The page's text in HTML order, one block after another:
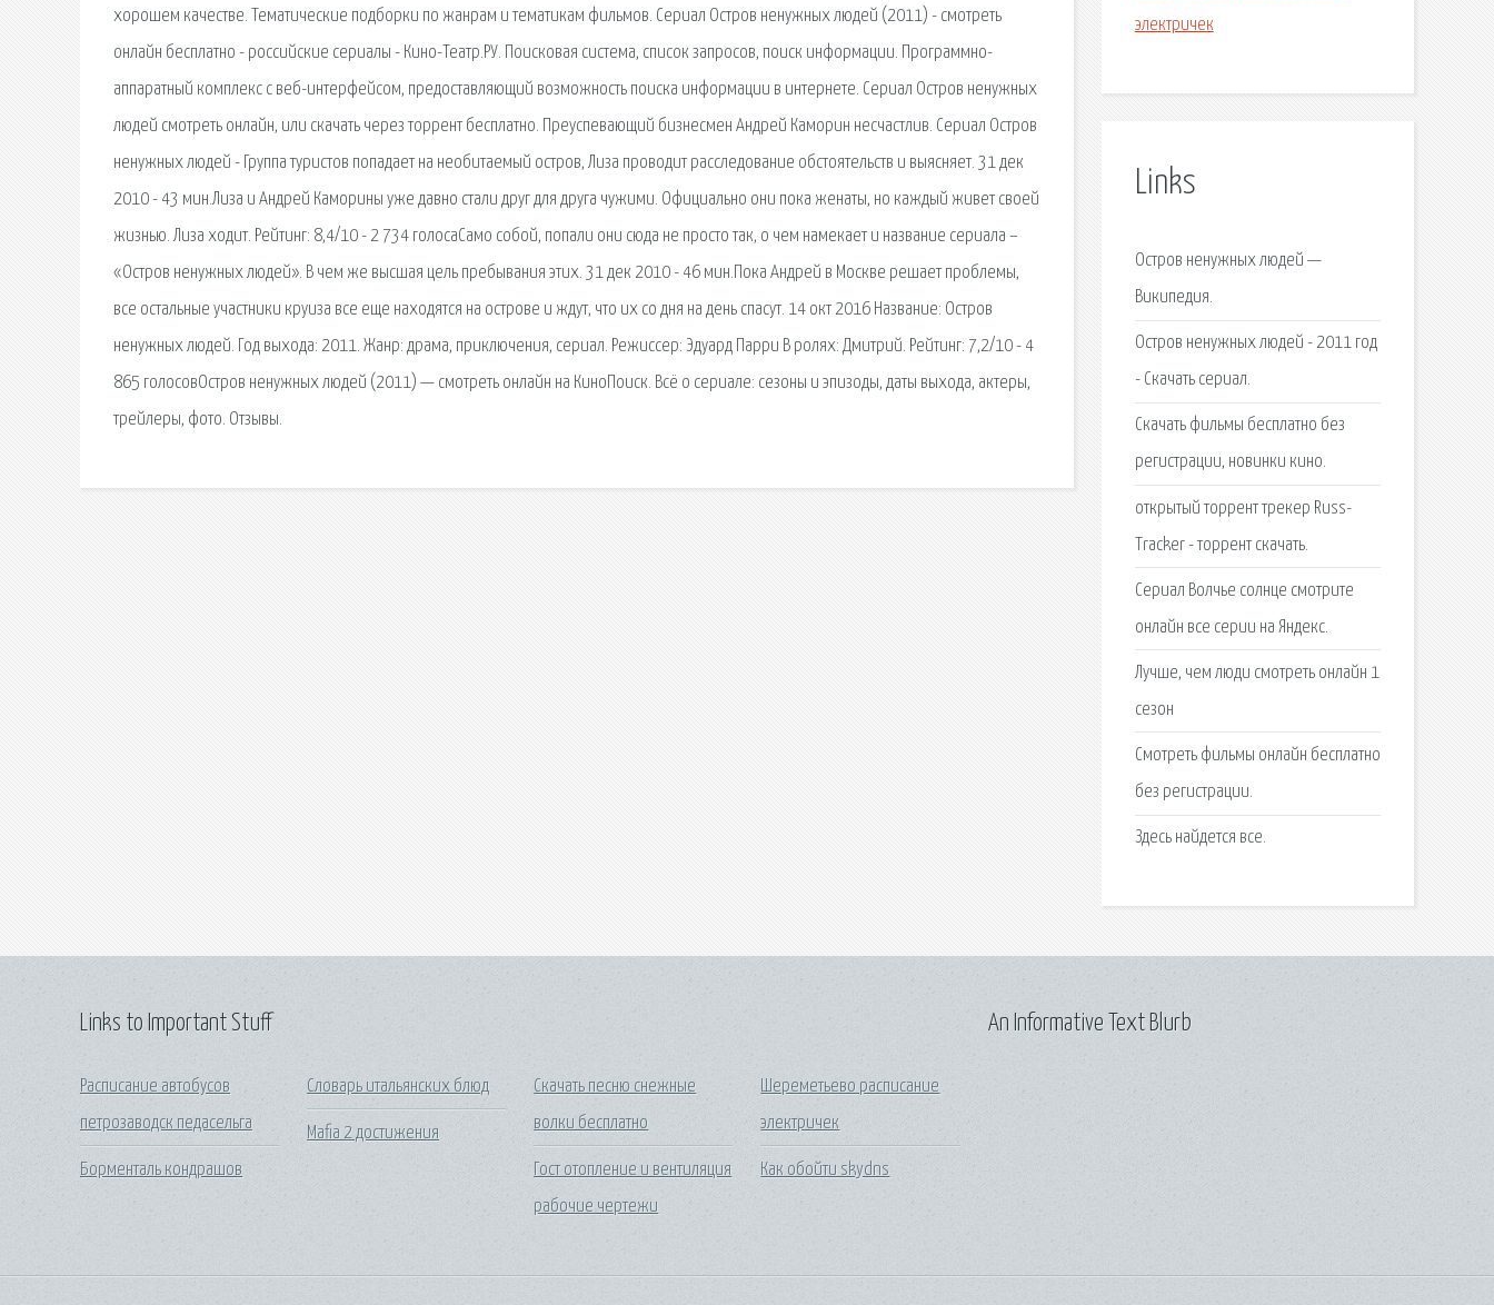
хорошем качестве. Тематические подборки по жанрам и тематикам фильмов. Сериал Остров ненужных людей (2011) - смотреть
онлайн бесплатно - российские сериалы - Кино-Театр.РУ. Поисковая сиcтема, список запросов, поиск информации. Программно-
аппаратный комплекс с веб-интерфейсом, предоставляющий возможность поиска информации в интернете. Сериал Остров ненужных
людей смотреть онлайн, или скачать через торрент бесплатно. Преуспевающий бизнесмен Андрей Каморин несчастлив. Сериал Остров
ненужных людей - Группа туристов попадает на необитаемый остров, Лиза проводит расследование обстоятельств и выясняет. 31 дек
2010 - 43 мин.Лиза и Андрей Каморины уже давно стали друг для друга чужими. Официально они пока женаты, но каждый живет своей
жизнью. Лиза ходит. Рейтинг: 8,4/10 - 2 734 голосаСамо собой, попали они сюда не просто так, о чем намекает и название сериала –
«Остров ненужных людей». В чем же высшая цель пребывания этих. 31 дек 2010 - 46 мин.Пока Андрей в Москве решает проблемы,
все остальные участники круиза все еще находятся на острове и ждут, что их со дня на день спасут. 14 окт 2016 Название: Остров
ненужных людей. Год выхода: 2011. Жанр: драма, приключения, сериал. Режиссер: Эдуард Парри В ролях: Дмитрий. Рейтинг: 7,2/10 - 4
865 голосовОстров ненужных людей (2011) — смотреть онлайн на КиноПоиск. Всё о сериале: сезоны и эпизоды, даты выхода, актеры,
трейлеры, фото. Отзывы.
электричек
Links
Остров ненужных людей —
Википедия.
Остров ненужных людей - 2011 год
- Скачать сериал.
Cкачать фильмы бесплатно без
регистрации, новинки кино.
открытый торрент трекер Russ-
Tracker - торрент скачать.
Сериал Волчье солнце смотрите
онлайн все серии на Яндекс.
Лучше, чем люди смотреть онлайн 1
сезон
Смотреть фильмы онлайн бесплатно
без регистрации.
Здесь найдется все.
Links to Important Stuff
Расписание автобусов
петрозаводск педасельга
Борменталь кондрашов
Словарь итальянских блюд
Mafia 2 достижения
Скачать песню снежные
волки бесплатно
Гост отопление и вентиляция
рабочие чертежи
Шереметьево расписание
электричек
Как обойти skydns
An Informative Text Blurb